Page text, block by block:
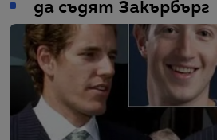
да съдят Закърбърг